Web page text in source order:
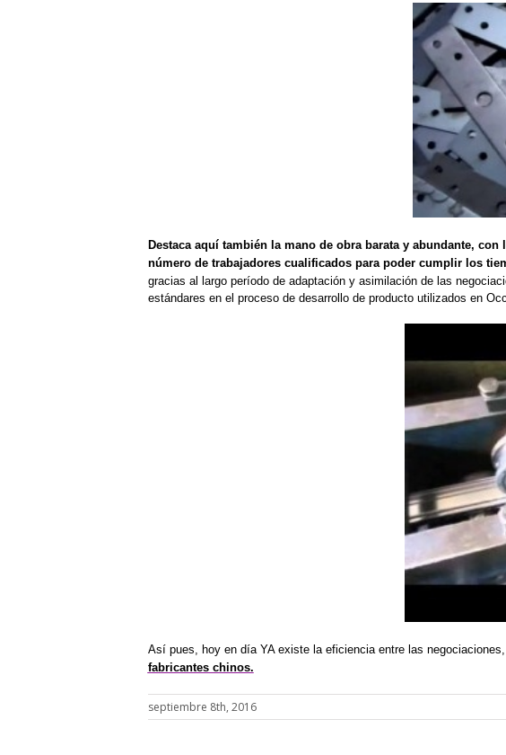
Destaca aquí también la mano de obra barata y abundante,
número de trabajadores cualificados para poder cumplir los
gracias al largo período de adaptación y asimilación de las
estándares en el proceso de desarrollo de producto utilizados en
Así pues, hoy en día YA existe la eficiencia entre las
fabricantes chinos.
septiembre 8th, 2016